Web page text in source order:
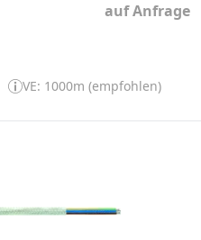
auf Anfrage
VE: 1000m (empfohlen)